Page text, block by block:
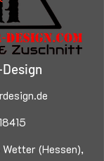
(Hessen),